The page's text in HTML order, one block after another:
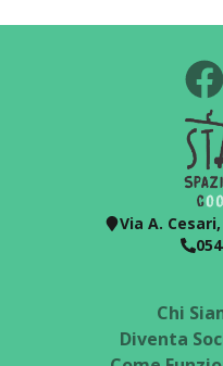
Via A.
Chi
Diventa